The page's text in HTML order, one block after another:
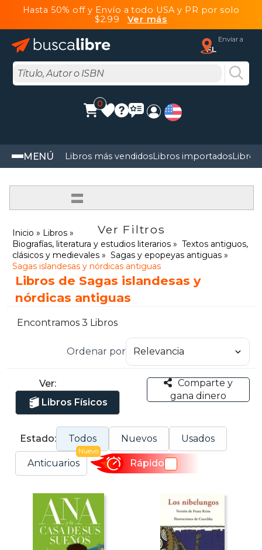
Hasta 50% off y Envío a todo USA y PR por solo
$2.99 Ver más
Enviar a
FL
0
MENÚ Libros más vendidosLibros importadosLibros
=
Ver Filtros
Inicio
Libros
Biografías, literatura y estudios literarios
Textos antiguos,
clásicos y medievales
Sagas y epopeyas antiguas
Sagas islandesas y nórdicas antiguas
Libros de Sagas islandesas y
nórdicas antiguas
Encontramos 3 Libros
Ordenar por
Ver:
Libros Físicos
Comparte y
gana dinero
Estado: Todos Nuevos Usados
Anticuarios
Nuevo
Rápido